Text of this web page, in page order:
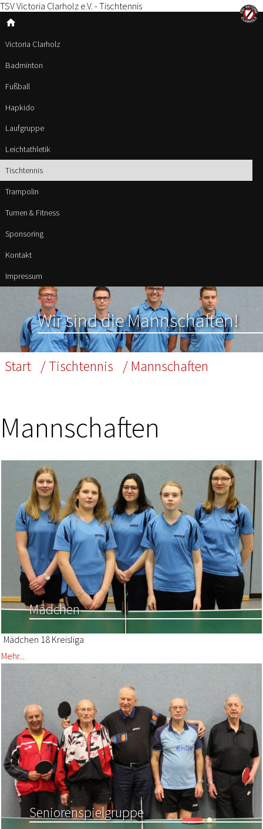
TSV Victoria Clarholz e.V. - Tischtennis
home
Victoria Clarholz
Badminton
Fußball
Hapkido
Laufgruppe
Leichtathletik
Tischtennis
Trampolin
Turnen & Fitness
Sponsoring
Kontakt
Impressum
Wir sind die Mannschaften!
/ Mannschaften
/ Tischtennis
Start
Mannschaften
Mädchen
Mädchen 18 Kreisliga
Mehr...
Seniorenspielgruppe